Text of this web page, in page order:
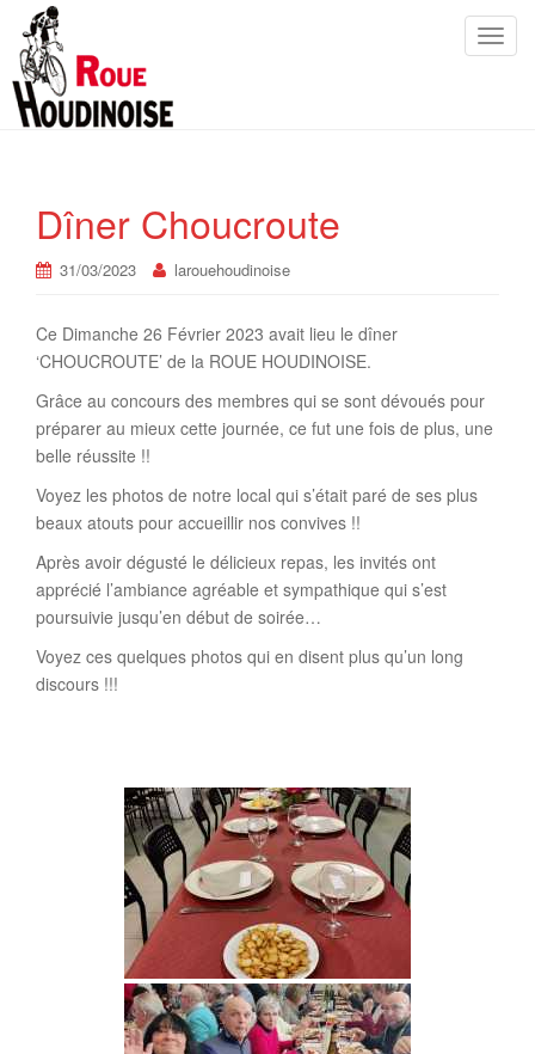
Dîner Choucroute
31/03/2023 larouehoudinoise
Ce Dimanche 26 Février 2023 avait lieu le dîner
‘CHOUCROUTE’ de la ROUE HOUDINOISE.
Grâce au concours des membres qui se sont dévoués pour
préparer au mieux cette journée, ce fut une fois de plus, une
belle réussite !!
Voyez les photos de notre local qui s’était paré de ses plus
beaux atouts pour accueillir nos convives !!
Après avoir dégusté le délicieux repas, les invités ont
apprécié l’ambiance agréable et sympathique qui s’est
poursuivie jusqu’en début de soirée…
Voyez ces quelques photos qui en disent plus qu’un long
discours !!!